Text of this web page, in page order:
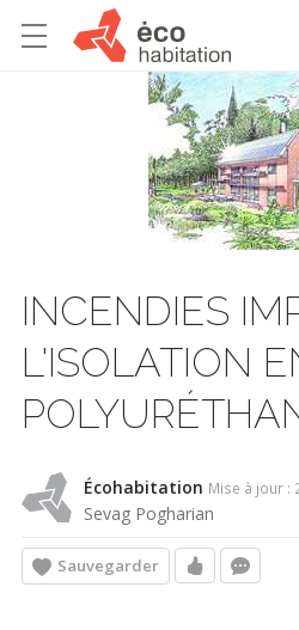
INCENDIES
L'ISOLATION
Écohabitation Mise à jour :
Sevag Pogharian
Sauvegarder